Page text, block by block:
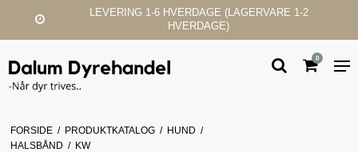
LEVERING 1-6 HVERDAGE (LAGERVARE 1-2
HVERDAGE)
0
FORSIDE / PRODUKTKATALOG / HUND /
HALSBÅND / KW